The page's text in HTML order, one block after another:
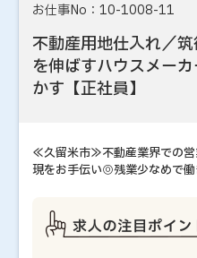
お仕事No：10-1008-11
不動産用地仕入れ／
を伸ばすハウスメー
かす【正社員】
≪久留米市≫不動産業界での営
現をお手伝い◎残業少なめで